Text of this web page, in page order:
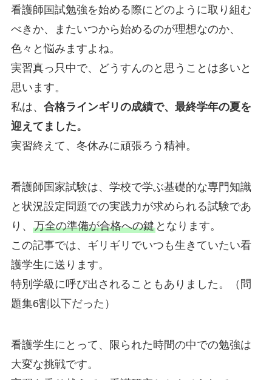
看護師国試勉強を始める際にどのように取り組む
べきか、またいつから始めるのが理想なのか、
色々と悩みますよね。
実習真っ只中で、どうすんのと思うことは多いと
思います。
私は、 合格ラインギリの成績で、最終学年の夏を
迎えてました。
実習終えて、冬休みに頑張ろう精神。
看護師国家試験は、学校で学ぶ基礎的な専門知識
と状況設定問題での実践力が求められる試験であ
り、 万全の準備が合格への鍵となります。
この記事では、ギリギリでいつも生きていたい看
護学生に送ります。
特別学級に呼び出されることもありました。（問
題集6割以下だった）
看護学生にとって、限られた時間の中での勉強は
大変な挑戦です。